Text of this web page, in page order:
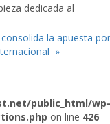
dedicada al
la apuesta por
»
public_html/wp-
on line 426